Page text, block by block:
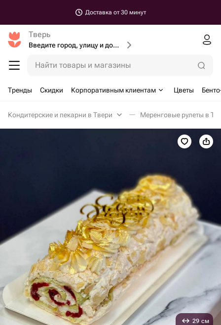
Доставка от 30 минут
Тверь
Введите город, улицу и дом доставки
Найти товары и магазины
Тренды Скидки Корпоративным клиентам Цветы
Кондитерские и пекарни в Твери Меренговые рулеты в
29 см